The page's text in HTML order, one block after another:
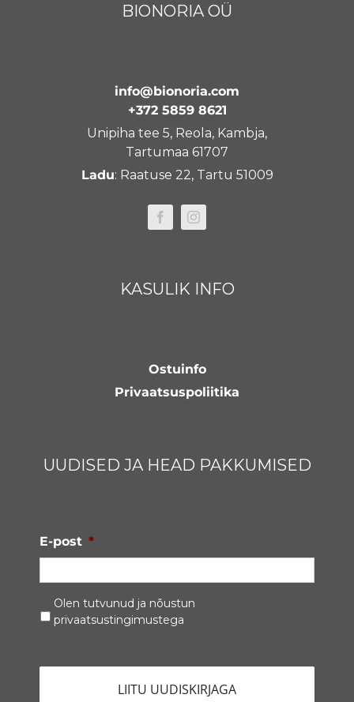
BIONORIA OÜ
info@bionoria.com
+372 5859 8621
Unipiha tee 5, Reola, Kambja,
Tartumaa 61707
Ladu: Raatuse 22, Tartu 51009
KASULIK INFO
Ostuinfo
Privaatsuspoliitika
UUDISED JA HEAD PAKKUMISED
E-post *
Privaatsustingimused *
Olen tutvunud ja nõustun
privaatsustingimustega